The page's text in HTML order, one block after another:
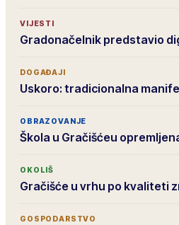
VIJESTI
Gradonačelnik predstavio
DOGAĐAJI
Uskoro: tradicionalna
OBRAZOVANJE
Škola u Gračišćeu
OKOLIŠ
Gračišće u vrhu po kvaliteti
GOSPODARSTVO